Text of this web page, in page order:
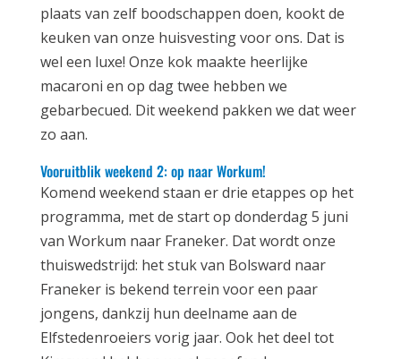
plaats van zelf boodschappen doen, kookt de
keuken van onze huisvesting voor ons. Dat is
wel een luxe! Onze kok maakte heerlijke
macaroni en op dag twee hebben we
gebarbecued. Dit weekend pakken we dat weer
zo aan.
Vooruitblik weekend 2: op naar Workum!
Komend weekend staan er drie etappes op het
programma, met de start op donderdag 5 juni
van Workum naar Franeker. Dat wordt onze
thuiswedstrijd: het stuk van Bolsward naar
Franeker is bekend terrein voor een paar
jongens, dankzij hun deelname aan de
Elfstedenroeiers vorig jaar. Ook het deel tot